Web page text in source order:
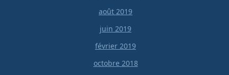
août 2019
juin 2019
février 2019
octobre 2018